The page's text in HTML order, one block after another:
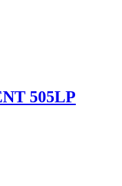
505LP